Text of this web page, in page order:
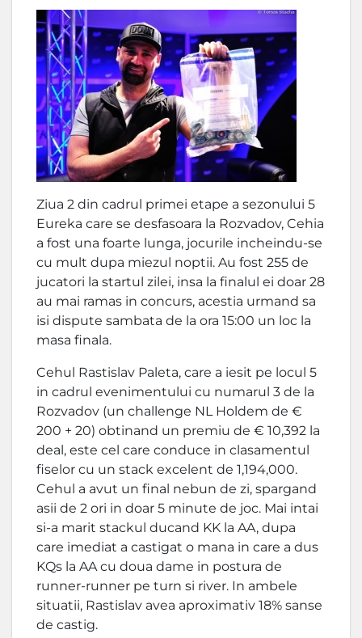
Ziua 2 din cadrul primei etape a sezonului 5
Eureka care se desfasoara la Rozvadov, Cehia
a fost una foarte lunga, jocurile incheindu-se
cu mult dupa miezul noptii. Au fost 255 de
jucatori la startul zilei, insa la finalul ei doar 28
au mai ramas in concurs, acestia urmand sa
isi dispute sambata de la ora 15:00 un loc la
masa finala.
Cehul Rastislav Paleta, care a iesit pe locul 5
in cadrul evenimentului cu numarul 3 de la
Rozvadov (un challenge NL Holdem de €
200 + 20) obtinand un premiu de € 10,392 la
deal, este cel care conduce in clasamentul
fiselor cu un stack excelent de 1,194,000.
Cehul a avut un final nebun de zi, spargand
asii de 2 ori in doar 5 minute de joc. Mai intai
si-a marit stackul ducand KK la AA, dupa
care imediat a castigat o mana in care a dus
KQs la AA cu doua dame in postura de
runner-runner pe turn si river. In ambele
situatii, Rastislav avea aproximativ 18% sanse
de castig.